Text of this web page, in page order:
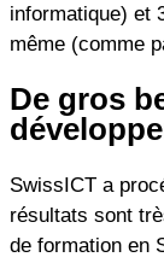
informatique) et
même (comme
De gros
SwissICT a
résultats sont
de formation en